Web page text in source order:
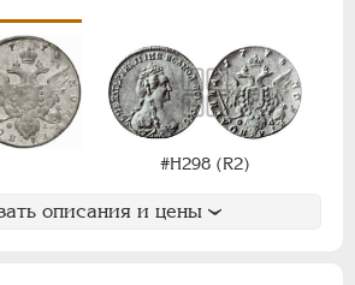
#H298 (R2)
описания и цены
1855
1881
1894
1917
1917-1918